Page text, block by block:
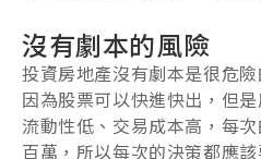
沒有劇本的風險
投資房地產沒有劇本是很危
因為股票可以快進快出，但
流動性低、交易成本高，每
百萬，所以每次的決策都應